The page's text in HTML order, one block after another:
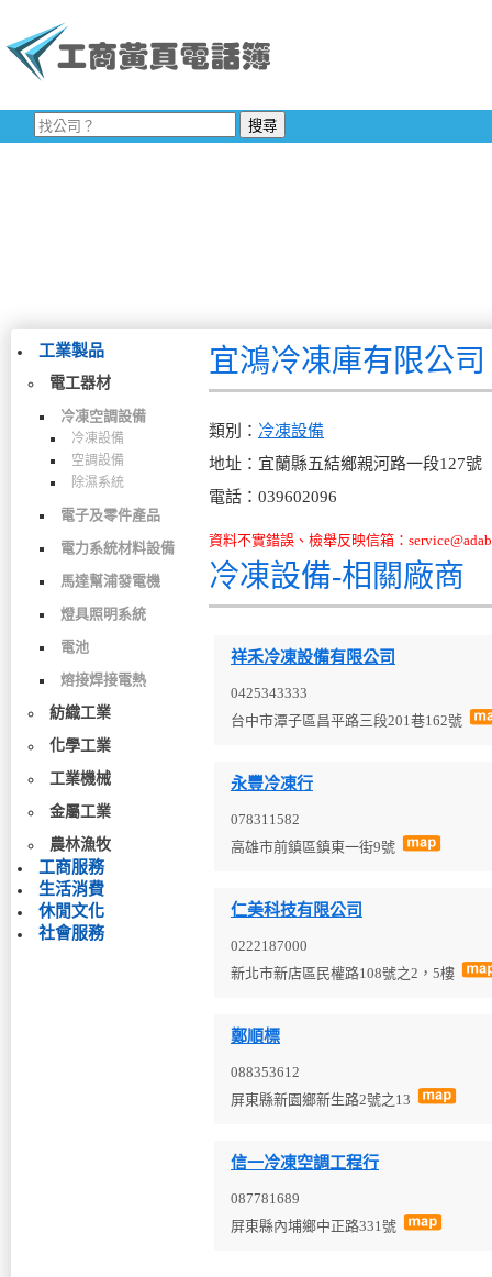
工業製品
電工器材
冷凍空調設備
冷凍設備
空調設備
除濕系統
電子及零件產品
電力系統材料設備
馬達幫浦發電機
燈具照明系統
電池
熔接焊接電熱
紡織工業
化學工業
工業機械
金屬工業
農林漁牧
工商服務
生活消費
休閒文化
社會服務
宜鴻冷凍庫有限公司
類別： 冷凍設備
地址：宜蘭縣五結鄉親河路一段127號
電話：039602096
資料不實錯誤、檢舉反映信箱：
冷凍設備-相關廠商
祥禾冷凍設備有限公司
0425343333
台中市潭子區昌平路三段201巷162號
永豐冷凍行
078311582
高雄市前鎮區鎮東一街9號
仁美科技有限公司
0222187000
新北市新店區民權路108號之2，5樓
鄭順標
088353612
屏東縣新園鄉新生路2號之13
信一冷凍空調工程行
087781689
屏東縣內埔鄉中正路331號